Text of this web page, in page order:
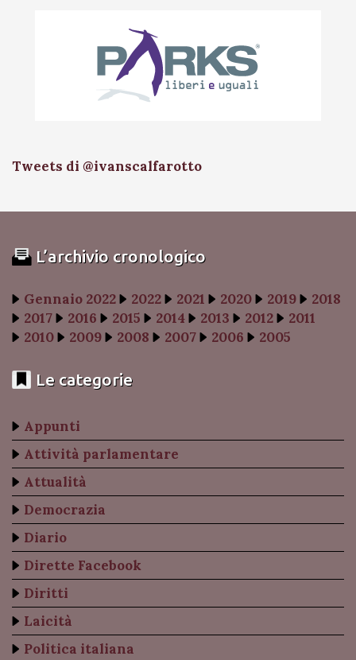
Tweets di @ivanscalfarotto
L’archivio cronologico
Gennaio 2022 2022 2021 2020 2019
2018
2017
2016 2015 2014 2013 2012
2011
2010
2009 2008 2007 2006 2005
Le categorie
Appunti
Attività parlamentare
Attualità
Democrazia
Diario
Dirette Facebook
Diritti
Laicità
Politica italiana